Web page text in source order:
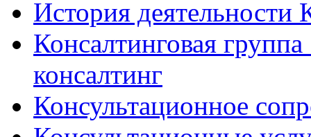
История деятельности
Консалтинговая
консалтинг
Консультационное